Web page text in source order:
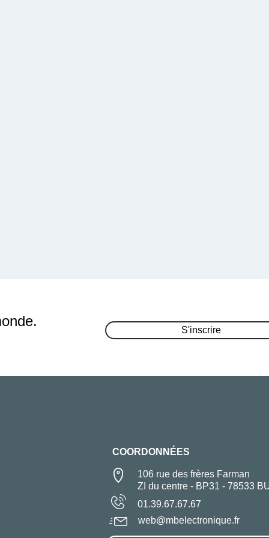
S'inscrire
COORDONNÉES
106 rue des frères Farman
ZI du centre - BP31 - 78533
01.39.67.67.67
web@mbelectronique.fr